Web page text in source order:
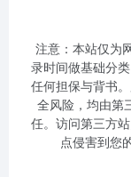
注意：本站仅为
录时间做基础分
任何担保与背书
全风险，均由第
任。访问第三方
点侵害到您